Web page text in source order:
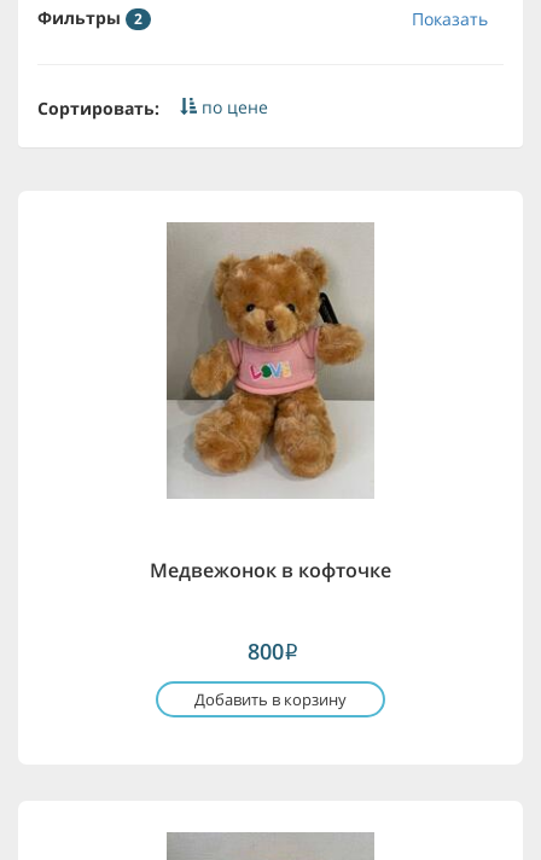
Фильтры 2 Показать
Сортировать: по цене
Медвежонок в кофточке
800i
Добавить в корзину